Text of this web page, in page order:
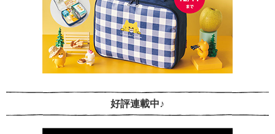
好評連載中♪